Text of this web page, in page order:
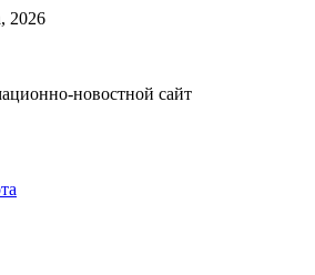
2026
новостной сайт